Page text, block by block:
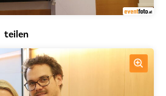
teilen